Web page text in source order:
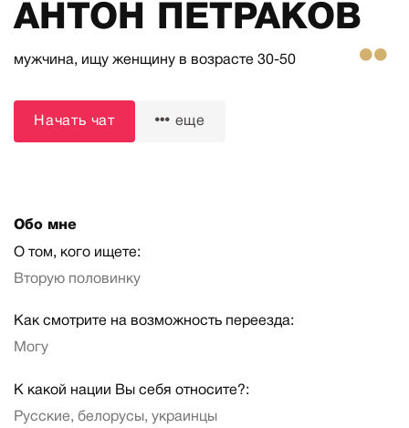
АНТОН ПЕТРАКОВ
мужчина, ищу женщину в возрасте 30-50
Начать чат еще
Обо мне
О том, кого ищете:
Вторую половинку
Как смотрите на возможность переезда:
Могу
К какой нации Вы себя относите?:
Русские, белорусы, украинцы